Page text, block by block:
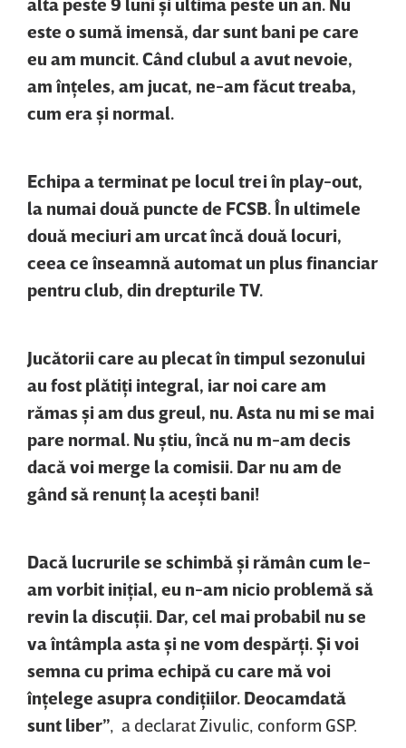
este o sumă imensă, dar sunt bani pe care
eu am muncit. Când clubul a avut nevoie,
am înţeles, am jucat, ne-am făcut treaba,
cum era şi normal.
Echipa a terminat pe locul trei în play-out,
la numai două puncte de FCSB. În ultimele
două meciuri am urcat încă două locuri,
ceea ce înseamnă automat un plus financiar
pentru club, din drepturile TV.
Jucătorii care au plecat în timpul sezonului
au fost plătiţi integral, iar noi care am
rămas şi am dus greul, nu. Asta nu mi se mai
pare normal. Nu ştiu, încă nu m-am decis
dacă voi merge la comisii. Dar nu am de
gând să renunţ la aceşti bani!
Dacă lucrurile se schimbă şi rămân cum le-
am vorbit iniţial, eu n-am nicio problemă să
revin la discuţii. Dar, cel mai probabil nu se
va întâmpla asta şi ne vom despărţi. Şi voi
semna cu prima echipă cu care mă voi
înţelege asupra condiţiilor. Deocamdată
sunt liber” , a declarat Zivulic, conform GSP.